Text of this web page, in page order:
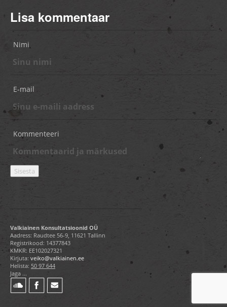
Lisa kommentaar
Nimi
E-mail
Kommenteeri
Valkiainen Konsultatsioonid OÜ
Aadress: Raudtee 56-9, 11621 Tallinn
Registrikood: 14377843
KMKR: EE102027321
Kirjuta: veiko@valkiainen.ee
Helista: 50 97 644
Jaga ...